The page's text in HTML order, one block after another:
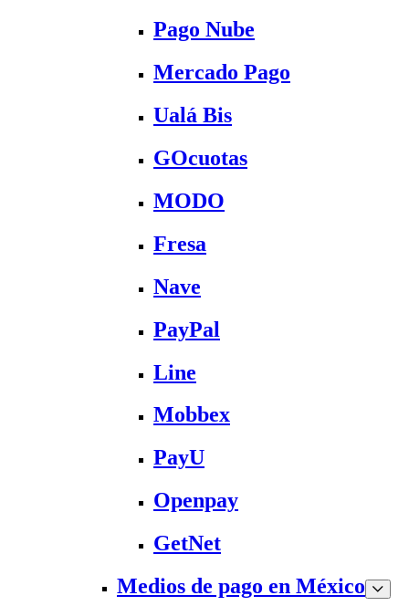
Pago Nube
Mercado Pago
Ualá Bis
GOcuotas
MODO
Fresa
Nave
PayPal
Line
Mobbex
PayU
Openpay
GetNet
Medios de pago en México